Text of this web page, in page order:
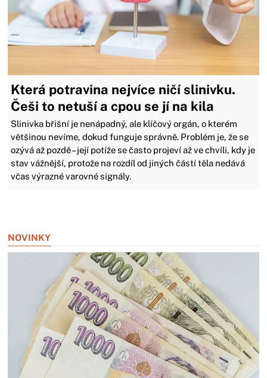
Která potravina nejvíce ničí slinivku.
Češi to netuší a cpou se jí na kila
Slinivka břišní je nenápadný, ale klíčový orgán, o kterém
většinou nevíme, dokud funguje správně. Problém je, že se
ozývá až pozdě – její potíže se často projeví až ve chvíli, kdy je
stav vážnější, protože na rozdíl od jiných částí těla nedává
včas výrazné varovné signály.
NOVINKY